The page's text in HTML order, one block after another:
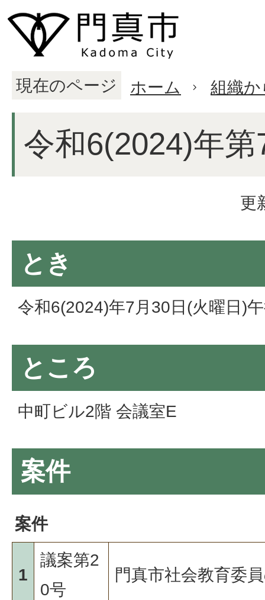
現在のページ ホーム 組織
令和6(2024)年
更
とき
令和6(2024)年7月30日(火曜日)
ところ
中町ビル2階 会議室E
案件
案件
1
議案第2
0号
門真市社会教育委